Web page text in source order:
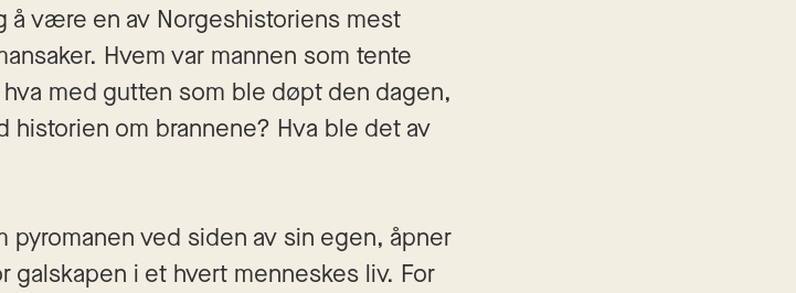
å være en av Norgeshistoriens mest
Hvem var mannen som tente
med gutten som ble døpt den dagen,
om brannene? Hva ble det av
pyromanen ved siden av sin egen, åpner
galskapen i et hvert menneskes liv. For